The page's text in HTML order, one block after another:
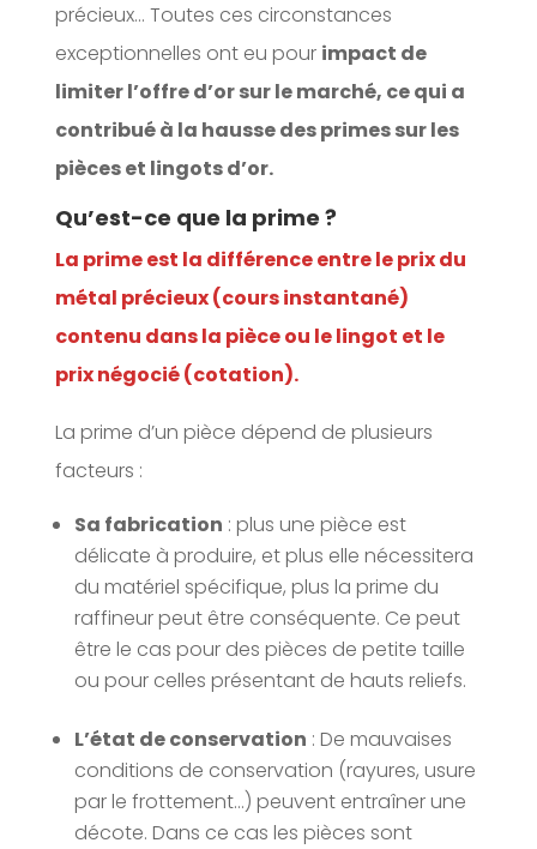
précieux… Toutes ces circonstances
exceptionnelles ont eu pour impact de
limiter l’offre d’or sur le marché, ce qui a
contribué à la hausse des primes sur les
pièces et lingots d’or.
Qu’est-ce que la prime ?
La prime est la différence entre le prix du
métal précieux (cours instantané)
contenu dans la pièce ou le lingot et le
prix négocié (cotation).
La prime d’un pièce dépend de plusieurs
facteurs :
Sa fabrication : plus une pièce est
délicate à produire, et plus elle nécessitera
du matériel spécifique, plus la prime du
raffineur peut être conséquente. Ce peut
être le cas pour des pièces de petite taille
ou pour celles présentant de hauts reliefs.
L’état de conservation : De mauvaises
conditions de conservation (rayures, usure
par le frottement…) peuvent entraîner une
décote. Dans ce cas les pièces sont